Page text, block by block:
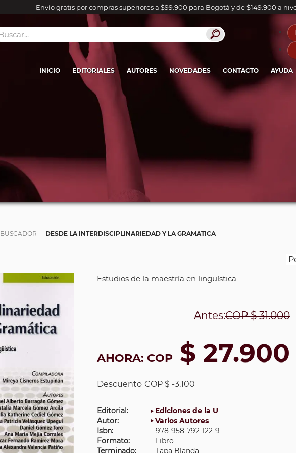
Envío gratis por compras superiores a $99.900 para Bogotá y de $149.900 a
INICIO EDITORIALES AUTORES NOVEDADES CONTACTO AYUDA
BUSCADOR DESDE LA INTERDISCIPLINARIEDAD Y LA GRAMATICA
Estudios de la maestría en lingüística
Antes:COP$ 31.000
AHORA: COP $ 27.900
Descuento COP $ -3.100
Editorial:
Ediciones de la U
Autor:
Varios Autores
Isbn:
978-958-792-122-9
Formato:
Libro
Terminado:
Tapa Blanda